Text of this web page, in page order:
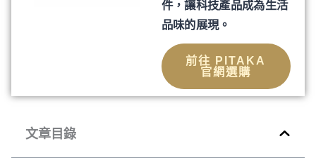
件，讓科技產品成為生活
品味的展現。
前往 PITAKA
官網選購
文章目錄